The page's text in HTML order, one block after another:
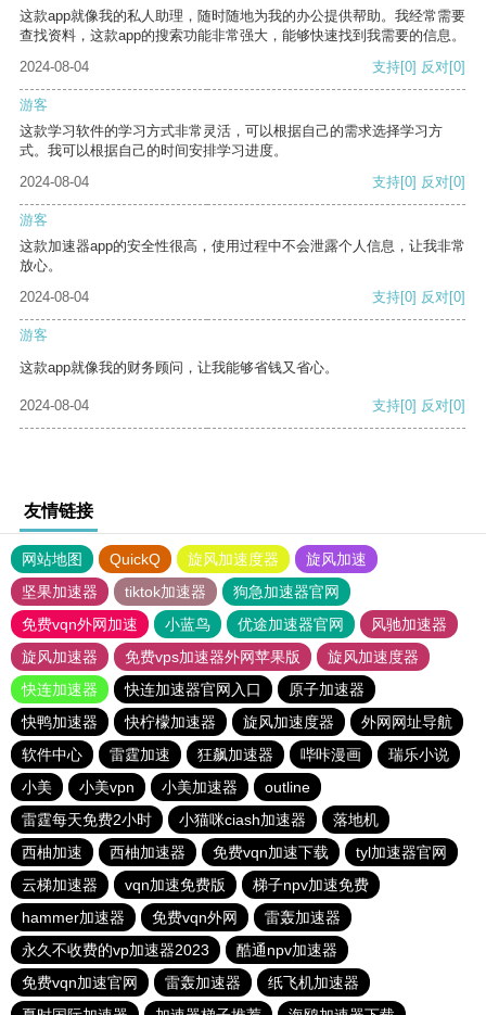
这款app就像我的私人助理，随时随地为我的办公提供帮助。我经常需要
查找资料，这款app的搜索功能非常强大，能够快速找到我需要的信息。
2024-08-04
支持[0] 反对[0]
游客
这款学习软件的学习方式非常灵活，可以根据自己的需求选择学习方
式。我可以根据自己的时间安排学习进度。
2024-08-04
支持[0] 反对[0]
游客
这款加速器app的安全性很高，使用过程中不会泄露个人信息，让我非常
放心。
2024-08-04
支持[0] 反对[0]
游客
这款app就像我的财务顾问，让我能够省钱又省心。
2024-08-04 支持[0] 反对[0]
友情链接
网站地图 QuickQ 旋风加速度器
旋风加速
坚果加速器
tiktok加速器
狗急加速器官网
免费vqn外网加速
小蓝鸟 优途加速器官网
风驰加速器
旋风加速器
免费vps加速器外网苹果版
旋风加速度器
快连加速器
快连加速器官网入口
原子加速器
快鸭加速器
快柠檬加速器 旋风加速度器
外网网址导航
软件中心
雷霆加速 狂飙加速器 哔咔漫画
瑞乐小说
小美
小美vpn 小美加速器
outline
雷霆每天免费2小时
小猫咪ciash加速器
落地机
西柚加速
西柚加速器 免费vqn加速下载
tyl加速器官网
云梯加速器
vqn加速免费版
梯子npv加速免费
hammer加速器
免费vqn外网
雷轰加速器
永久不收费的vp加速器2023
酷通npv加速器
免费vqn加速官网
雷轰加速器
纸飞机加速器